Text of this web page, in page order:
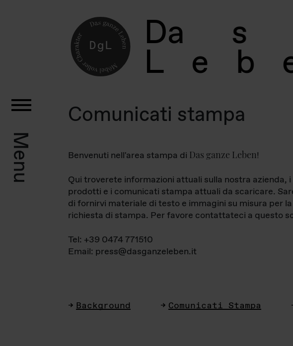
Da s
L e b
Menu
Comunicati stampa
Benvenuti nell'area stampa di Das ganze Leben!
Qui troverete informazioni attuali sulla nostra azienda,
prodotti e i comunicati stampa attuali da scaricare.
di fornirvi materiale di testo e immagini su misura per
richiesta di stampa. Per favore contattateci a questo
Tel: +39 0474 771510
Email: press@dasganzeleben.it
Background Comunicati Stampa